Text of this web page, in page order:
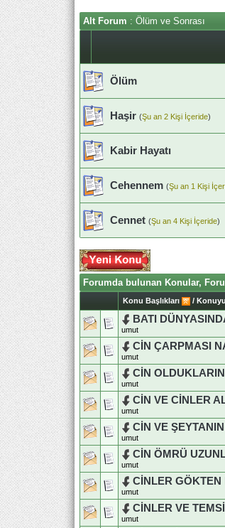
Alt Forum : Ölüm ve Sonrası
Ölüm
Haşir (Şu an 2 Kişi İçeride)
Kabir Hayatı
Cehennem (Şu an 1 Kişi
Cennet (Şu an 4 Kişi İçeride)
Forumda bulunan Konular,
Konu Başlıkları /
BATI
umut
CİN ÇARPMASI
umut
CİN
umut
CİN VE CİNLER
umut
CİN VE
umut
CİN ÖMRÜ
umut
CİNLER GÖKTEN
umut
CİNLER VE
umut